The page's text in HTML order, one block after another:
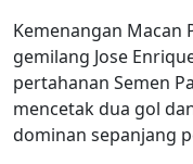
Kemenangan Macan
gemilang Jose
pertahanan Semen
mencetak dua gol
dominan sepanjang